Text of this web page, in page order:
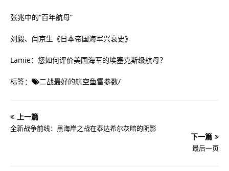
张兆中的“百年航母”
刘毅、闫京生《日本帝国海军兴衰史》
Lamie：您如何评价美国海军的埃塞克斯级航母？
标签： 二战最好的航空鱼雷参数/
上一篇
全新战争前线：黑海岸之战在泰达希尔灰暗的阴影
下一篇
最后一页